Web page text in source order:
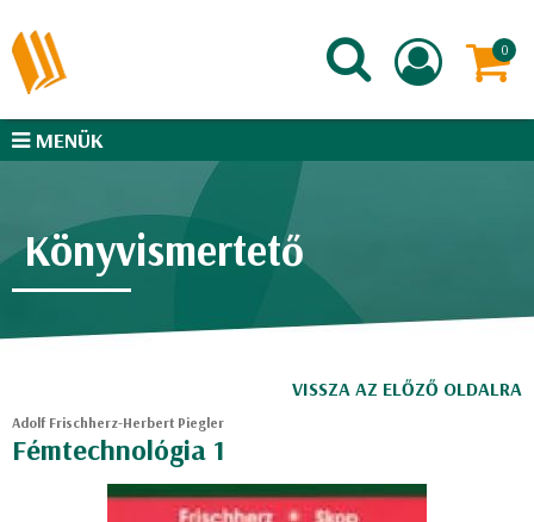
MENÜK
Könyvismertető
VISSZA AZ ELŐZŐ OLDALRA
Adolf Frischherz-Herbert Piegler
Fémtechnológia 1